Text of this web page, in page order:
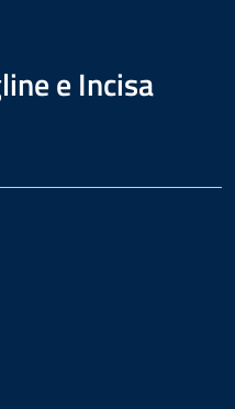
e Incisa